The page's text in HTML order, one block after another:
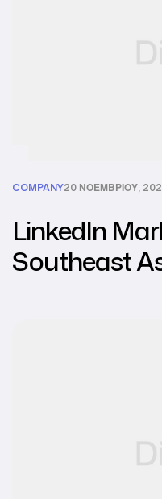
COMPANY20 ΝΟΕΜΒΡΊΟΥ,
LinkedIn
Southeast